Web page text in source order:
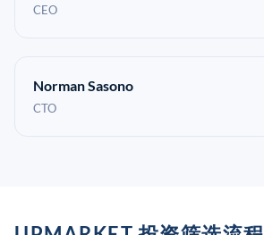
CEO
Norman Sasono
CTO